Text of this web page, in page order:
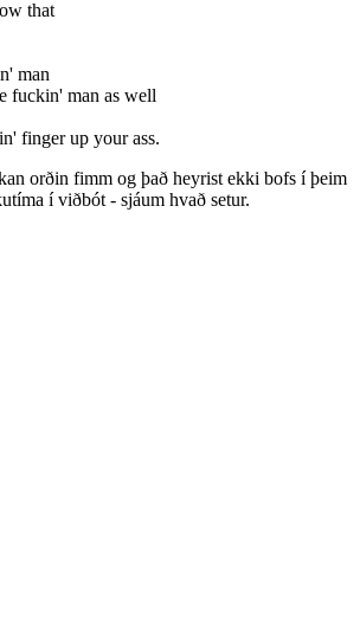
that
man
fuckin' man as well
finger up your ass.
orðin fimm og það heyrist ekki bofs í þeim
í viðbót - sjáum hvað setur.